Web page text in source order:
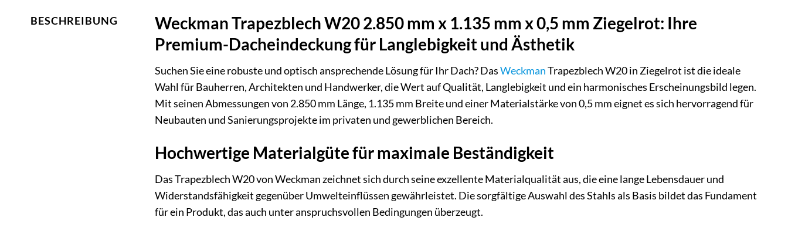
BESCHREIBUNG
Weckman Trapezblech W20 2.850 mm x 1.135 mm x 0,5 mm Ziegelrot: Ihre
Premium-Dacheindeckung für Langlebigkeit und Ästhetik
Suchen Sie eine robuste und optisch ansprechende Lösung für Ihr Dach? DasWeckmanTrapezblech W20 in Ziegelrot ist die ideale
Wahl für Bauherren, Architekten und Handwerker, die Wert auf Qualität, Langlebigkeit und ein harmonisches Erscheinungsbild legen.
Mit seinen Abmessungen von 2.850 mm Länge, 1.135 mm Breite und einer Materialstärke von 0,5 mm eignet es sich hervorragend für
Neubauten und Sanierungsprojekte im privaten und gewerblichen Bereich.
Hochwertige Materialgüte für maximale Beständigkeit
Das Trapezblech W20 von Weckman zeichnet sich durch seine exzellente Materialqualität aus, die eine lange Lebensdauer und
Widerstandsfähigkeit gegenüber Umwelteinflüssen gewährleistet. Die sorgfältige Auswahl des Stahls als Basis bildet das Fundament
für ein Produkt, das auch unter anspruchsvollen Bedingungen überzeugt.